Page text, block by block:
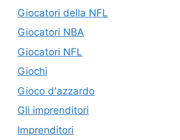
Giocatori della NFL
Giocatori NBA
Giocatori NFL
Giochi
Gioco d'azzardo
Gli imprenditori
Imprenditori